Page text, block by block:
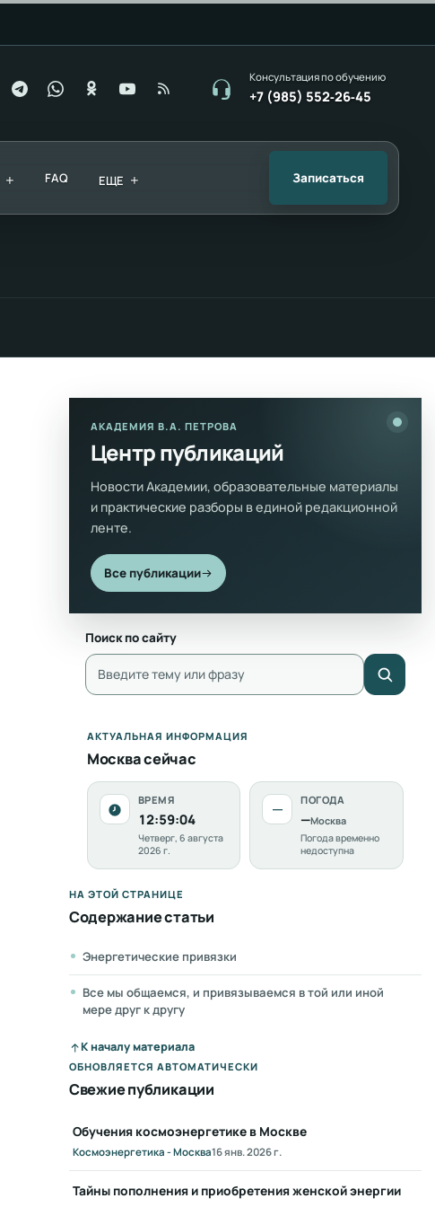
Консультация по обучению
+7 (985) 552‑26‑45
+ FAQ ЕЩЕ + Записаться
АКАДЕМИЯ В.А. ПЕТРОВА
Центр публикаций
Новости Академии, образовательные материалы
и практические разборы в единой редакционной
ленте.
Все публикации
Поиск по сайту
АКТУАЛЬНАЯ ИНФОРМАЦИЯ
Москва сейчас
ВРЕМЯ
12:59:06
Четверг, 6 августа
2026 г.
— ПОГОДА
—Москва
Погода временно
недоступна
НА ЭТОЙ СТРАНИЦЕ
Содержание статьи
Энергетические привязки
Все мы общаемся, и привязываемся в той или иной
мере друг к другу
К началу материала
ОБНОВЛЯЕТСЯ АВТОМАТИЧЕСКИ
Свежие публикации
Обучения космоэнергетике в Москве
Космоэнергетика - Москва16 янв. 2026 г.
Тайны пополнения и приобретения женской энергии